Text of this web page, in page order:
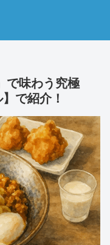
で味わう究極
で紹介！